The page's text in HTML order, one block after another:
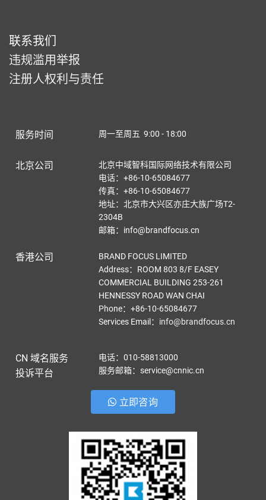
联系我们
违规滥用举报
注册人权利与责任
服务时间 周一至周五 9:00 - 18:00
北京公司
北京中域智科国际网络技术有限公司
电话：+86-10-65084677
传真：+86-10-65084677
地址：北京市大兴区亦庄大族广场T2-
2304B
邮箱：info@brandfocus.cn
香港公司
BRAND FOCUS LIMITED
Address：ROOM 803 8/F EASEY
COMMERCIAL BUILDING 253-261
HENNESSY ROAD WAN CHAI
Phone：+86-10-65084677
Services Email ： info@brandfocus.cn
CN 域名服务
投诉平台
电话：010-58813000
服务邮箱：service@cnnic.cn
立即咨询